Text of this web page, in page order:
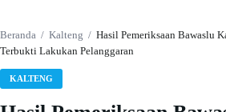
Beranda / Kalteng / Hasil Pemeriksaan Bawaslu
Terbukti Lakukan Pelanggaran
KALTENG